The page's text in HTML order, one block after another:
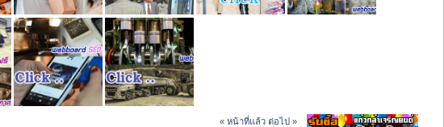
« หน้าที่แล้ว ต่อไป »